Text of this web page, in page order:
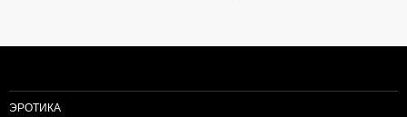
записям
ЭРОТИКА